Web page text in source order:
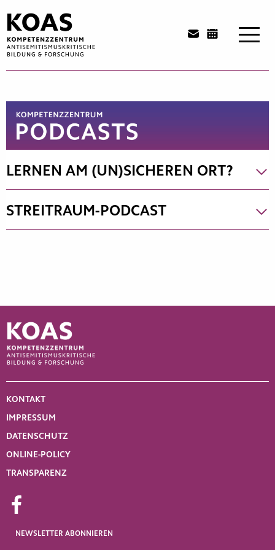
Inhalt
springen
LERNEN AM (UN)SICHEREN ORT?
STREITRAUM-PODCAST
KONTAKT
IMPRESSUM
DATENSCHUTZ
ONLINE-POLICY
TRANSPARENZ
NEWSLETTER ABONNIEREN